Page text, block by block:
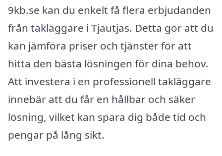
9kb.se kan du enkelt få flera erbjudanden
från takläggare i Tjautjas. Detta gör att du
kan jämföra priser och tjänster för att
hitta den bästa lösningen för dina behov.
Att investera i en professionell takläggare
innebär att du får en hållbar och säker
lösning, vilket kan spara dig både tid och
pengar på lång sikt.